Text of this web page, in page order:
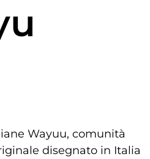
Wayuu, comunità
disegnato in Italia